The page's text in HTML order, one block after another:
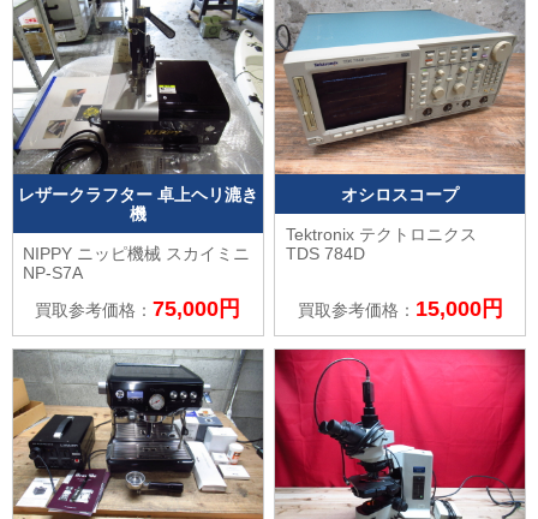
レザークラフター 卓上ヘリ漉き
機
NIPPY ニッピ機械 スカイミニ
NP-S7A
買取参考価格：75,000円
オシロスコープ
Tektronix テクトロニクス
TDS 784D
買取参考価格： 15,000円